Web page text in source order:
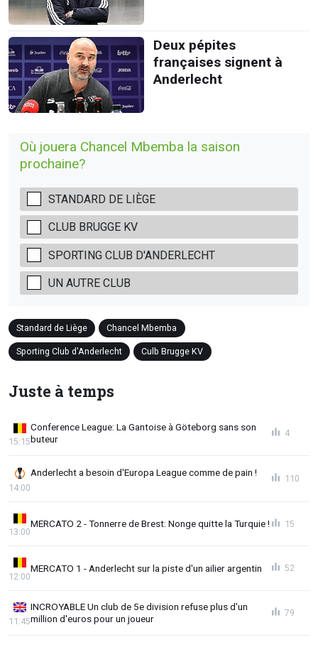
Deux pépites
françaises signent à
Anderlecht
Où jouera Chancel Mbemba la saison
prochaine?
STANDARD DE LIÈGE
CLUB BRUGGE KV
SPORTING CLUB D'ANDERLECHT
UN AUTRE CLUB
Standard de Liège Chancel Mbemba
Sporting Club d'Anderlecht Culb Brugge KV
Juste à temps
Conference League: La Gantoise à Göteborg sans son
buteur
15:15
4
Anderlecht a besoin d'Europa League comme de pain !
14:00
110
MERCATO 2 - Tonnerre de Brest: Nonge quitte la Turquie !
13:00
15
MERCATO 1 - Anderlecht sur la piste d'un ailier argentin
12:00
52
INCROYABLE Un club de 5e division refuse plus d'un
million d'euros pour un joueur
11:45
79